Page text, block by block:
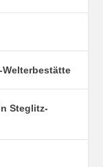
Welterbestätte
Steglitz-